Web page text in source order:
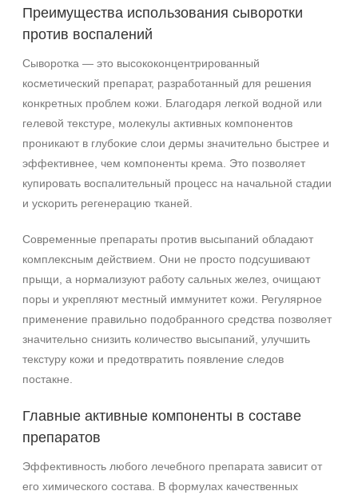
Результат
Лифтинг
Обновление клеток
Показать еще
Область применения
Показать еще
Объём
50 мл
100 мл
120 мл
Показать еще
Алоэ
Аминокислоты
Показать еще
Преимущества использования сыворотки
против воспалений
Сыворотка — это высококонцентрированный
косметический препарат, разработанный для решения
конкретных проблем кожи. Благодаря легкой водной или
гелевой текстуре, молекулы активных компонентов
проникают в глубокие слои дермы значительно быстрее и
эффективнее, чем компоненты крема. Это позволяет
купировать воспалительный процесс на начальной стадии
и ускорить регенерацию тканей.
Современные препараты против высыпаний обладают
комплексным действием. Они не просто подсушивают
прыщи, а нормализуют работу сальных желез, очищают
поры и укрепляют местный иммунитет кожи. Регулярное
применение правильно подобранного средства позволяет
значительно снизить количество высыпаний, улучшить
текстуру кожи и предотвратить появление следов
постакне.
Главные активные компоненты в составе
препаратов
Эффективность любого лечебного препарата зависит от
его химического состава. В формулах качественных